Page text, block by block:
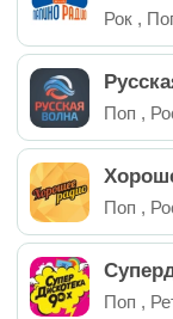
Рок ,
Поп ,
Поп ,
Поп ,